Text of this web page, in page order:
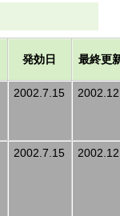
発効日 最終更
2002.7.15
2002.7.15